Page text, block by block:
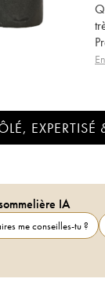
EXPERTISÉ
IA
me conseilles-tu ?